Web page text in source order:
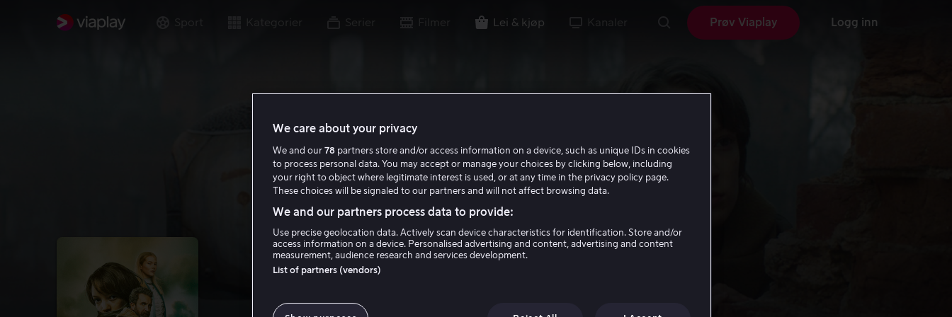
Kategorier Serier Filmer Lei & kjøp Kanaler Prøv Viaplay Logg inn
We care about your privacy
We and our 78 partners store and/or access information on a device, such as unique IDs in cookies
to process personal data. You may accept or manage your choices by clicking below, including
your right to object where legitimate interest is used, or at any time in the privacy policy page.
These choices will be signaled to our partners and will not affect browsing data.
We and our partners process data to provide:
Use precise geolocation data. Actively scan device characteristics for identification. Store and/or
access information on a device. Personalised advertising and content, advertising and content
measurement, audience research and services development.
List of partners (vendors)